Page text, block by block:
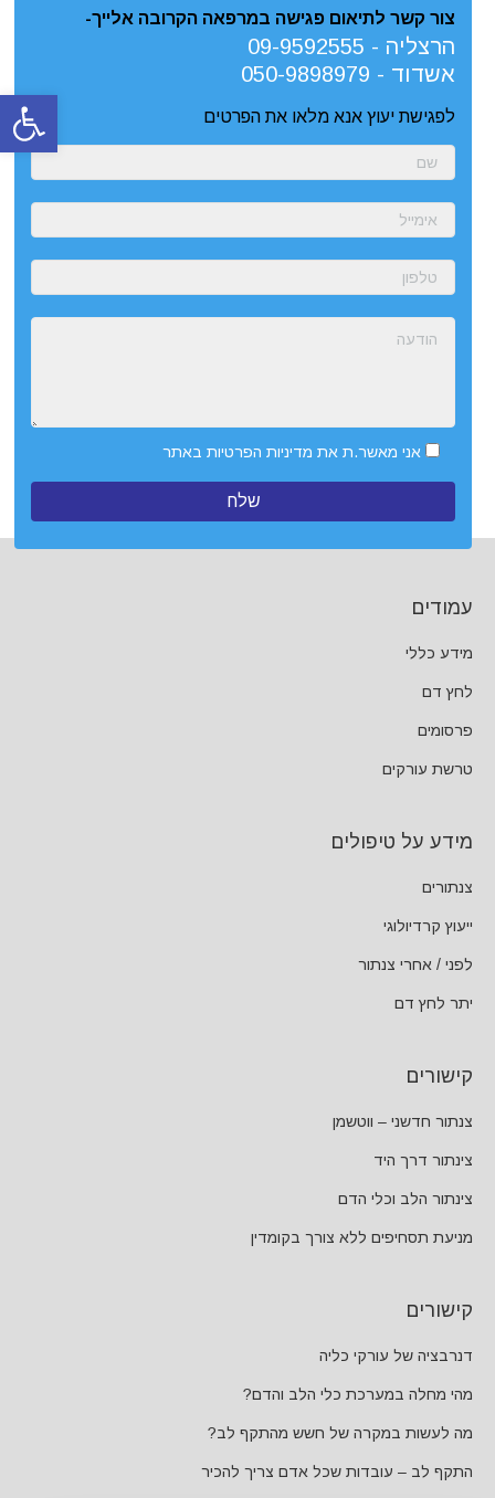
צור קשר לתיאום פגישה במרפאה הקרובה אלייך-
הרצליה - 09-9592555
אשדוד - 050-9898979
לפגישת יעוץ אנא מלאו את הפרטים
אני מאשר.ת את מדיניות הפרטיות באתר
עמודים
מידע כללי
לחץ דם
פרסומים
טרשת עורקים
מידע על טיפולים
צנתורים
ייעוץ קרדיולוגי
לפני / אחרי צנתור
יתר לחץ דם
קישורים
צנתור חדשני – ווטשמן
צינתור דרך היד
צינתור הלב וכלי הדם
מניעת תסחיפים ללא צורך בקומדין
קישורים
דנרבציה של עורקי כליה
מהי מחלה במערכת כלי הלב והדם?
מה לעשות במקרה של חשש מהתקף לב?
התקף לב – עובדות שכל אדם צריך להכיר
פתח